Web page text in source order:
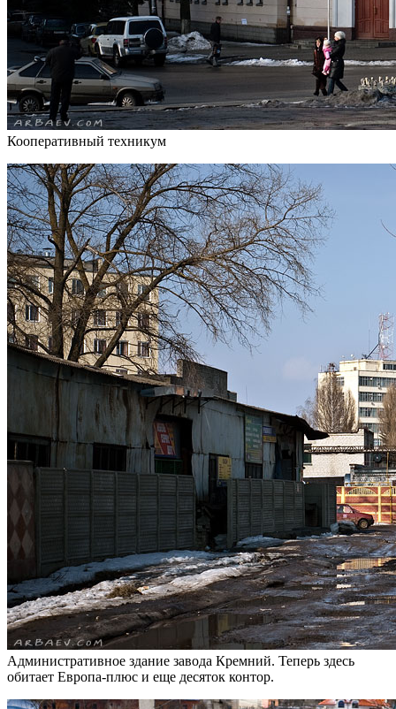
Кооперативный техникум
Административное здание завода Кремний. Теперь здесь
обитает Европа-плюс и еще десяток контор.